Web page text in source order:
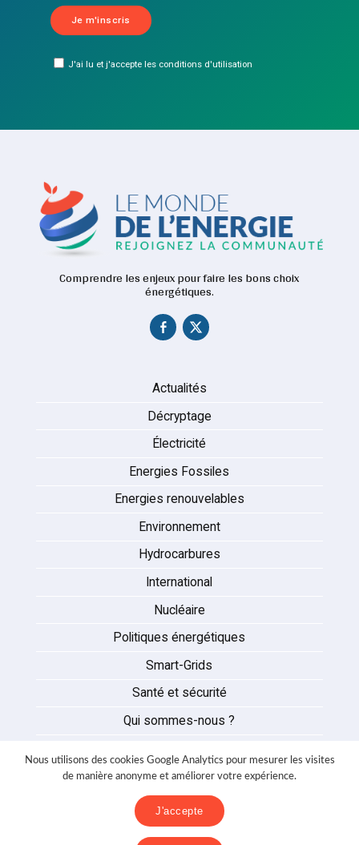
J'ai lu et j'accepte les conditions d'utilisation
Comprendre les enjeux pour faire les bons choix
énergétiques.
Actualités
Décryptage
Électricité
Energies Fossiles
Energies renouvelables
Environnement
Hydrocarbures
International
Nucléaire
Politiques énergétiques
Smart-Grids
Santé et sécurité
Qui sommes-nous ?
Partenaires
Nous contacter
Nous utilisons des cookies Google Analytics pour mesurer les visites
de manière anonyme et améliorer votre expérience.
J'accepte